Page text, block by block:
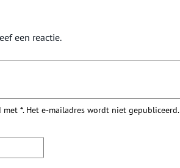
een reactie.
*. Het e-mailadres wordt niet gepubliceerd.